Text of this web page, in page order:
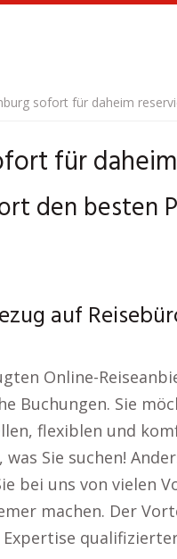
sofort für daheim
für
den besten
auf
Online-
Buchungen. Sie
flexiblen und
Sie suchen!
bei uns von vielen
machen. Der